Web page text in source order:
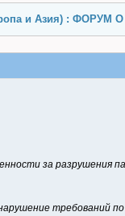
и Азия) :
за разрушения
требований